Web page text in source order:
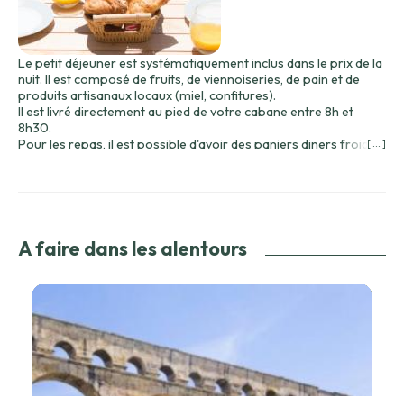
Le petit déjeuner est systématiquement inclus dans le prix de la
nuit. Il est composé de fruits, de viennoiseries, de pain et de
produits artisanaux locaux (miel, confitures).
Il est livré directement au pied de votre cabane entre 8h et
8h30.
Pour les repas, il est possible d'avoir des paniers diners froids,
/ plats et desserts cuisinés avec des produits de saison.
Le dîner enfant se compose ainsi :
- Mousse au chocolat
Nos menus s'adapteront aux personnes qui souffrent
d'intolérances alimentaires, d'allergies et/ou aux femmes
enceintes.
Il convient de nous prévenir lors de votre choix de menu dans
l'espace dédié à cet effet.
[ ... ]
A faire dans les alentours